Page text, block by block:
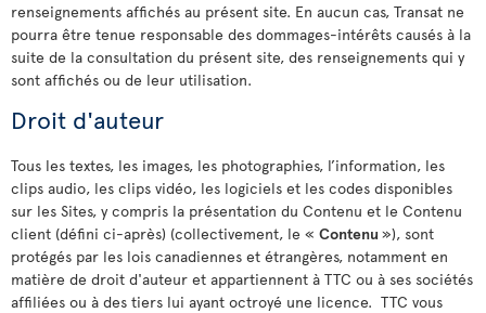
renseignements affichés au présent site. En aucun cas, Transat ne
pourra être tenue responsable des dommages-intérêts causés à la
suite de la consultation du présent site, des renseignements qui y
sont affichés ou de leur utilisation.
Droit d'auteur
Tous les textes, les images, les photographies, l’information, les
clips audio, les clips vidéo, les logiciels et les codes disponibles
sur les Sites, y compris la présentation du Contenu et le Contenu
client (défini ci-après) (collectivement, le « Contenu »), sont
protégés par les lois canadiennes et étrangères, notamment en
matière de droit d'auteur et appartiennent à TTC ou à ses sociétés
affiliées ou à des tiers lui ayant octroyé une licence. TTC vous